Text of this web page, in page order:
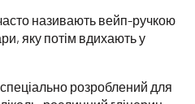
називають вейп-ручкою
яку потім вдихають у
розроблений для